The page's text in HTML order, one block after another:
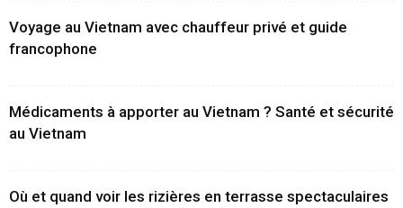
Voyage au Vietnam avec chauffeur privé et guide
francophone
Médicaments à apporter au Vietnam ? Santé et sécurité
au Vietnam
Où et quand voir les rizières en terrasse spectaculaires